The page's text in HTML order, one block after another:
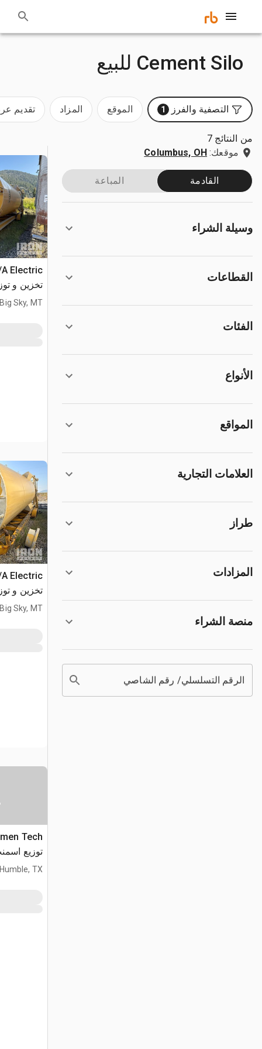
Cement Silo للبيع
التصفية والفرز 1 الموقع المزاد تقديم
من النتائج 7
موقعك: Columbus, OH
القادمة المباعة
وسيلة الشراء
القطاعات
الفئات
الأنواع
المواقع
العلامات التجارية
طراز
المزادات
منصة الشراء
الرقم التسلسلي/ رقم الشاصي
تخزين و
Big Sky, MT
تخزين و
Big Sky, MT
توزيع
TX